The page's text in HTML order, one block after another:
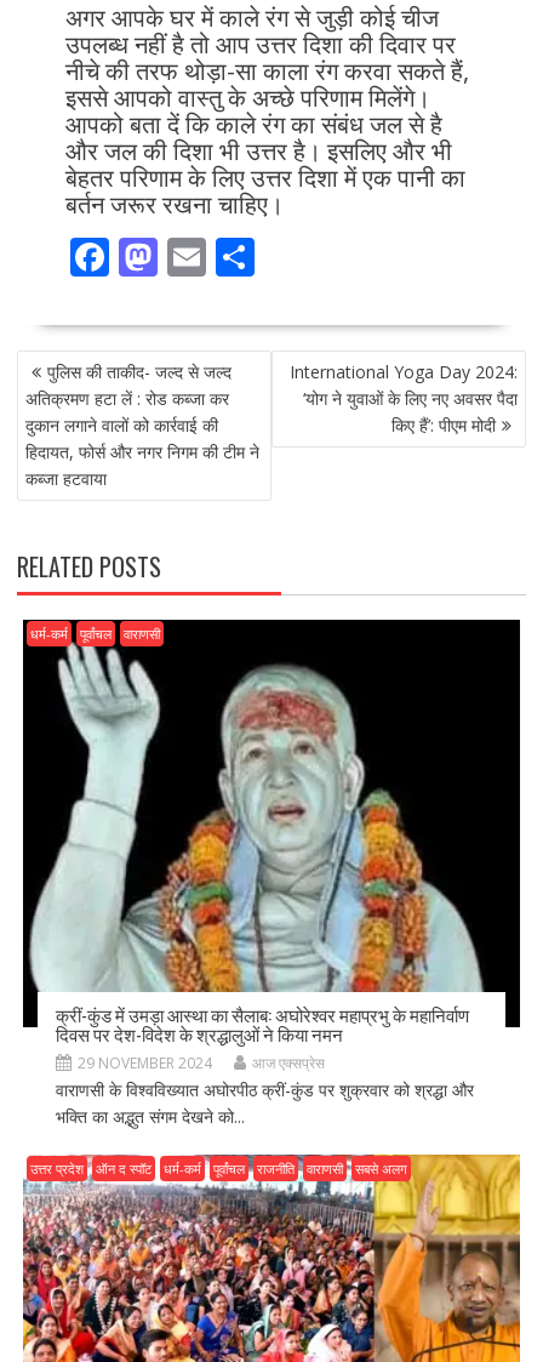
अगर आपके घर में काले रंग से जुड़ी कोई चीज
उपलब्ध नहीं है तो आप उत्तर दिशा की दिवार पर
नीचे की तरफ थोड़ा-सा काला रंग करवा सकते हैं,
इससे आपको वास्तु के अच्छे परिणाम मिलेंगे।
आपको बता दें कि काले रंग का संबंध जल से है
और जल की दिशा भी उत्तर है। इसलिए और भी
बेहतर परिणाम के लिए उत्तर दिशा में एक पानी का
बर्तन जरूर रखना चाहिए।
F
e
b
o
o
k
M
to
d
o
n
E
ai
l
S
ar
POST
NAVIGATION
पुलिस की ताकीद- जल्द से जल्द
अतिक्रमण हटा लें : रोड कब्जा कर
दुकान लगाने वालों को कार्रवाई की
हिदायत, फोर्स और नगर निगम की टीम ने
कब्जा हटवाया
International Yoga Day 2024:
‘योग ने युवाओं के लिए नए अवसर पैदा
किए हैं’: पीएम मोदी
RELATED POSTS
धर्म-कर्म पूर्वांचल वाराणसी
क्रीं-कुंड में उमड़ा आस्था का सैलाब: अघोरेश्वर महाप्रभु के महानिर्वाण
दिवस पर देश-विदेश के श्रद्धालुओं ने किया नमन
29 NOVEMBER 2024 आज एक्सप्रेस
वाराणसी के विश्वविख्यात अघोरपीठ क्रीं-कुंड पर शुक्रवार को श्रद्धा और
भक्ति का अद्भुत संगम देखने को...
उत्तर प्रदेश ऑन द स्पॉट धर्म-कर्म पूर्वांचल राजनीति वाराणसी सबसे अलग